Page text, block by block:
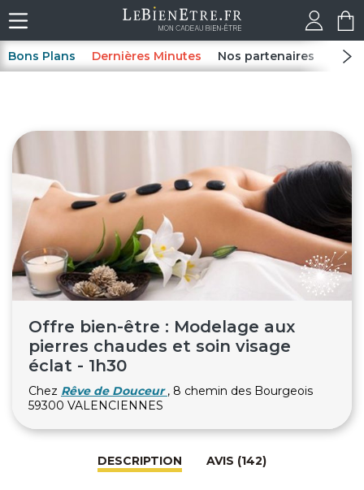
Bons Plans Dernières Minutes Nos partenaires Spas
Offre bien-être : Modelage aux
pierres chaudes et soin visage
éclat - 1h30
Chez Rêve de Douceur , 8 chemin des Bourgeois
59300 VALENCIENNES
DESCRIPTION AVIS (142)